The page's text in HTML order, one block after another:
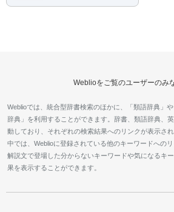
Weblioをご覧のユーザーのみ
Weblioでは、統合型辞書検索のほかに、「類語辞典」
辞典」を利用することができます。辞書、類語辞典、
動しており、それぞれの検索結果へのリンクが表示さ
中では、Weblioに登録されている他のキーワードへの
解説文で登場した分からないキーワードや気になるキ
果を表示することができます。